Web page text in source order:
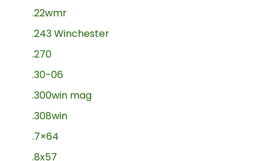
.22wmr
.243 Winchester
.270
.30-06
.300win mag
.308win
.7×64
.8x57